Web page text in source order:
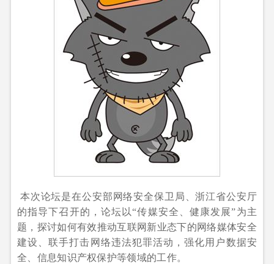
本次论坛是在公安部网络安全保卫局、浙江省公安厅
的指导下召开的，论坛以“传媒安全、健康发展”为主
题，探讨如何有效推动互联网新业态下的网络媒体安全
建设、联手打击网络违法犯罪活动，强化用户数据安
全、信息知识产权保护等领域的工作。